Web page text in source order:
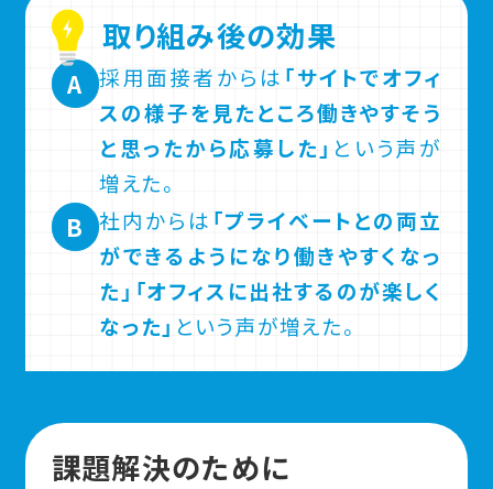
取り組み後の効果
A 採用面接者からは 「サイトでオフィ
スの様子を見たところ働きやすそう
と思ったから応募した」 という声が
増えた。
B 社内からは 「プライベートとの両立
ができるようになり働きやすくなっ
た」「オフィスに出社するのが楽しく
なった」 という声が増えた。
課題解決のために